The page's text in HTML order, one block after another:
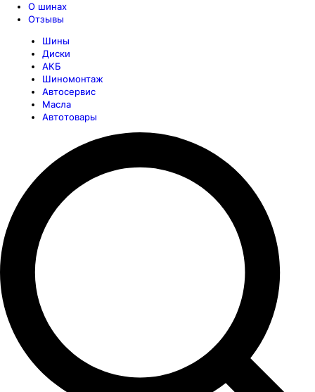
О шинах
Отзывы
Шины
Диски
АКБ
Шиномонтаж
Автосервис
Масла
Автотовары